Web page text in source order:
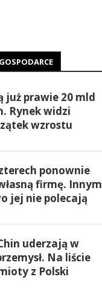
już prawie 20 mld
Rynek widzi
wzrostu
ponownie
firmę. Innym
jej nie polecają
uderzają w
Na liście
z Polski